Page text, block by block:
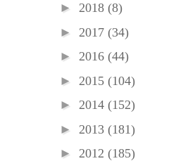
► 2018 (8)
► 2017 (34)
► 2016 (44)
► 2015 (104)
► 2014 (152)
► 2013 (181)
► 2012 (185)